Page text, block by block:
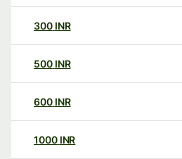
300 INR
500 INR
600 INR
1000 INR